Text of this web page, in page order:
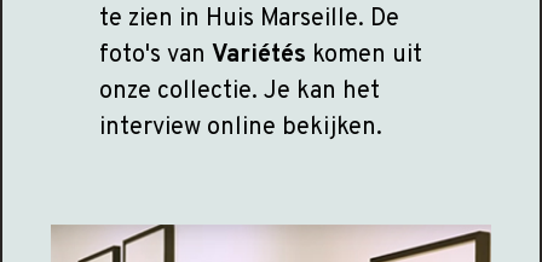
te zien in Huis Marseille. De
foto's van Variétés komen uit
onze collectie. Je kan het
interview online bekijken.